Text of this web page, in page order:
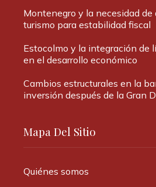
Montenegro y la necesidad de
turismo para estabilidad fiscal
Estocolmo y la integración de
en el desarrollo económico
Cambios estructurales en la
inversión después de la Gran
Mapa Del Sitio
Quiénes somos